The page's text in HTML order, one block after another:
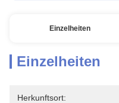
Einzelheiten
Einzelheiten
Herkunftsort: